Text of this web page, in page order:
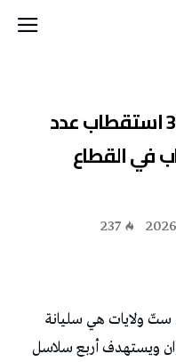
برنامج المسرّع الزراعي °360 استقطاب عدد
في القطاع
237
«المسرّع الزراعي °360» في ستّ ولايات هي سليانة
ويستهدف أربع سلاسل